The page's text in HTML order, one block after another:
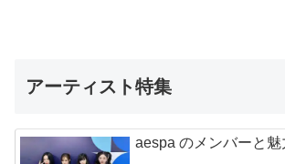
アーティスト特集
aespa のメンバーと魅